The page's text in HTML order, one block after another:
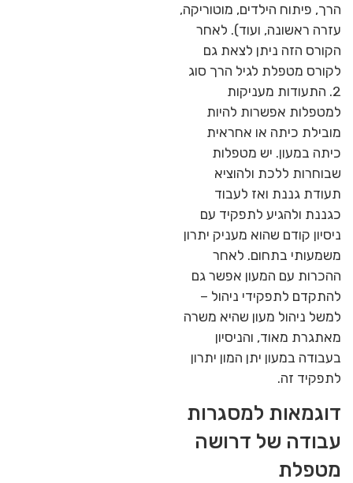
הרך, פיתוח הילדים, מוטוריקה,
עזרה ראשונה, ועוד). לאחר
הקורס הזה ניתן לצאת גם
לקורס מטפלת לגיל הרך סוג
2. התעודות מעניקות
למטפלות אפשרות להיות
מובילת כיתה או אחראית
כיתה במעון. יש מטפלות
שבוחרות ללכת ולהוציא
תעודת גננת ואז לעבוד
כגננת ולהגיע לתפקיד עם
ניסיון קודם שהוא מעניק יתרון
משמעותי בתחום. לאחר
ההכרות עם המעון אפשר גם
להתקדם לתפקידי ניהול –
למשל ניהול מעון שהיא משרה
מאתגרת מאוד, והניסיון
בעבודה במעון יתן המון יתרון
לתפקיד זה.
דוגמאות למסגרות
עבודה של דרושה
מטפלת